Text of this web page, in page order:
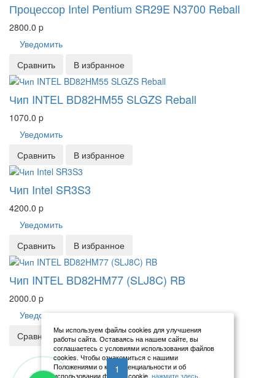
Процессор Intel Pentium SR29E N3700 Reball
2800.0 p
Уведомить
Сравнить
В избранное
Чип INTEL BD82HM55 SLGZS Reball
1070.0 p
Уведомить
Сравнить
В избранное
Чип Intel SR3S3
4200.0 p
Уведомить
Сравнить
В избранное
Чип INTEL BD82HM77 (SLJ8C) RB
2000.0 p
Уведомить
Сравнить
В избранное
<Previous
1 2 3 >Next
Мы используем файлы cookies для улучшения
работы сайта. Оставаясь на нашем сайте, вы
соглашаетесь с условиями использования файлов
cookies. Чтобы ознакомиться с нашими
Положениями о конфиденциальности и об
использовании файлов cookie,нажмите здесь.